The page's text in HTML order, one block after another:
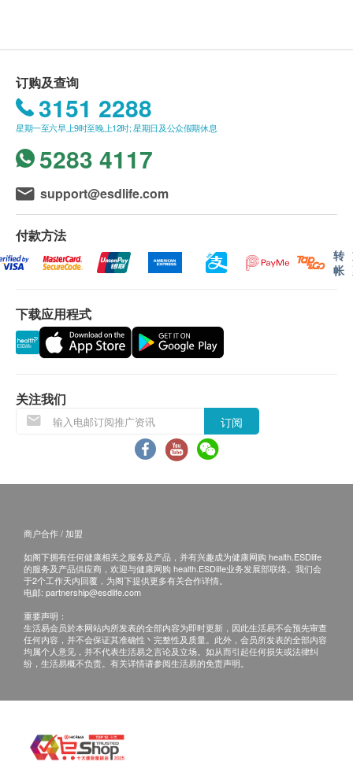
DEXA双能量骨质密度测定，中轴骨，含腰椎和/或髋骨
2 基本项目
医生咨询
医生诊症
肺功能
基本健康评估
基础检查：身高，体重，腰围
外科检查：皮肤，脊椎，四肢关节
视力检查
老年简易智力测试（65岁以上）
血脂
总胆固醇
甘油三酯
高密度脂胆固醇
低密度脂胆固醇
载脂蛋白A1
载脂蛋白B
糖尿
空腹血糖
糖化血红素
病情允许的前提下，建议评估当天早上暂停服用以
幽门螺旋杆菌检查
建议评估前1小时不要进水或进食。
2周开始停用抗酸的药物（包括铋剂），评估前4周
开始停用抗生素。
男性客户须知
避免在直肠指检后1周内，或摄护腺切片后的6周内
进行PSA检查。
订购之身体检查计划或疫苗计划有效期6个月，客
户必须于6个月内 （由确认付款日期起计） 接受有
关检查，逾期作废。
订购一经确认，不设退款。
进行身体检查后，一般情况下，可于10个工作天内
报告获取方式：电子报告（关注深圳新风和睦家医
院小程序获取或发送至您的邮箱）; 如需要纸质报
告可以线下获取或者邮寄。
体检报告讲解注意事项：报告讲解一般是由体检前
进行问诊的医生负责。需要英文讲解报告的客人，
安排到合适需要的医生跟进。
体检套餐条款：
进行完毕。 如有必要的额外评估或专家问诊可能
需要另外安排预约。
评估套餐内未被使用的评估项目，不可折扣或退
不可与会员优惠、商会优惠等其他优惠同享。
如在内镜检查中发现需进行额外检查或治疗等复杂
操作的情况，为了您的健康，医生通常将直接进行
此套餐中，须另行结算。
无痛胃肠镜采用监测麻醉，建议亲属或者朋友陪
护。
不可与会员优惠、商会优惠等其他优惠同享。
订购及查询
3151 2288
星期一至六早上9时至晚上12时; 星期日及公众假期休息
5283 4117
support@esdlife.com
付款方法
转
帐
下载应用程式
关注我们
订阅
商户合作 / 加盟
如阁下拥有任何健康相关之服务及产品，并有兴趣成为健康网购 health.ESDlife
的服务及产品供应商，欢迎与健康网购 health.ESDlife业务发展部联络。我们会
于2个工作天内回覆，为阁下提供更多有关合作详情。
电邮: partnership@esdlife.com
重要声明：
生活易会员於本网站内所发表的全部内容为即时更新，因此生活易不会预先审查
任何内容，并不会保证其准确性丶完整性及质量。此外，会员所发表的全部内容
均属个人意见，并不代表生活易之言论及立场。如从而引起任何损失或法律纠
纷，生活易概不负责。有关详情请参阅生活易的免责声明。